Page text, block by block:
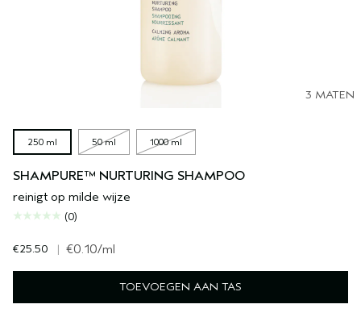
3 MATEN
250 ml 50 ml 1000 ml
SHAMPURE™ NURTURING SHAMPOO
reinigt op milde wijze
(0)
€25.50 | €0.10/ml
TOEVOEGEN AAN TAS